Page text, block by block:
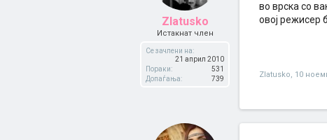
Zlatusko
Истакнат член
Се зачлени на:
21 април 2010
Пораки:
531
Допаѓања:
739
во врска со
овој режисер
Zlatusko, 10